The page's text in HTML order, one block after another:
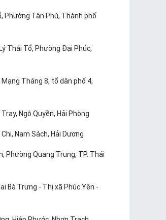
Phường Tân Phú, Thành phố
Thái Tổ, Phường Đại Phúc,
Tháng 8, tổ dân phố 4,
Ngô Quyền, Hải Phòng
Nam Sách, Hải Dương
Phường Quang Trung, TP. Thái
Bà Trưng - Thị xã Phúc Yên -